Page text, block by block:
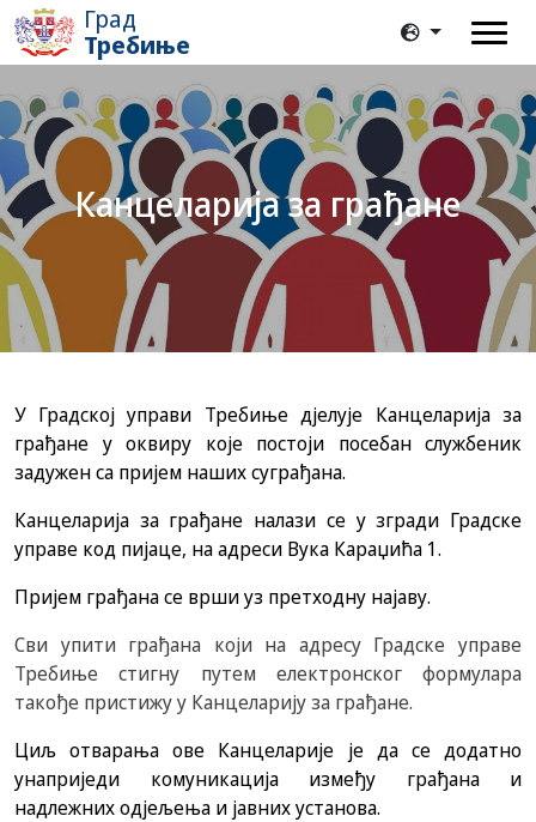
Град
Требиње
Канцеларија за грађане
У Градској управи Требиње дјелује Канцеларија за
грађане у оквиру које постоји посебан службеник
задужен са пријем наших суграђана.
Канцеларија за грађане налази се у згради Градске
управе код пијаце, на адреси Вука Караџића 1.
Пријем грађанa се врши уз претходну најаву.
Сви упити грађана који на адресу Градске управе
Требиње стигну путем електронског формулара
такође пристижу у Канцеларију за грађане.
Циљ отварања ове Канцеларије је да се додатно
унаприједи комуникација између грађана и
надлежних одјељења и јавних установа.